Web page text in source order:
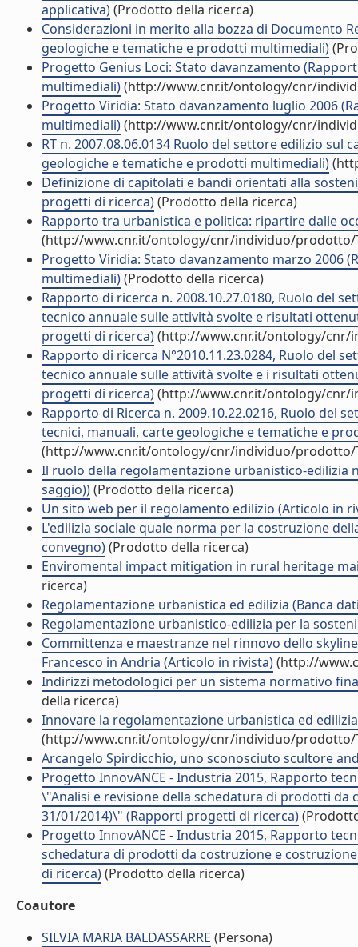
applicativa)(Prodotto della ricerca)
Considerazioni in merito alla bozza di Documento
geologiche e tematiche e prodotti multimediali)
Progetto Genius Loci: Stato davanzamento
multimediali)(http://www.cnr.it/ontology/cnr/
Progetto Viridia: Stato davanzamento luglio 2006
multimediali)(http://www.cnr.it/ontology/cnr/
RT n. 2007.08.06.0134 Ruolo del settore edilizio
geologiche e tematiche e prodotti multimediali)
Definizione di capitolati e bandi orientati alla
progetti di ricerca)(Prodotto della ricerca)
Rapporto tra urbanistica e politica: ripartire dalle
(http://www.cnr.it/ontology/cnr/individuo/prodotto/
Progetto Viridia: Stato davanzamento marzo
multimediali)(Prodotto della ricerca)
Rapporto di ricerca n. 2008.10.27.0180, Ruolo del
tecnico annuale sulle attività svolte e risultati
progetti di ricerca)(http://www.cnr.it/ontology/cnr/
Rapporto di ricerca N°2010.11.23.0284, Ruolo del
tecnico annuale sulle attività svolte e i risultati
progetti di ricerca)(http://www.cnr.it/ontology/cnr/
Rapporto di Ricerca n. 2009.10.22.0216, Ruolo del
tecnici, manuali, carte geologiche e tematiche e
(http://www.cnr.it/ontology/cnr/individuo/prodotto/
Il ruolo della regolamentazione urbanistico-
saggio))(Prodotto della ricerca)
Un sito web per il regolamento edilizio (Articolo in
L'edilizia sociale quale norma per la costruzione
convegno)(Prodotto della ricerca)
Enviromental impact mitigation in rural heritage
ricerca)
Regolamentazione urbanistica ed edilizia (Banca
Regolamentazione urbanistico-edilizia per la
Committenza e maestranze nel rinnovo dello
Francesco in Andria (Articolo in rivista)(http://
Indirizzi metodologici per un sistema normativo
della ricerca)
Innovare la regolamentazione urbanistica ed
(http://www.cnr.it/ontology/cnr/individuo/prodotto/
Arcangelo Spirdicchio, uno sconosciuto scultore
Progetto InnovANCE - Industria 2015, Rapporto
\"Analisi e revisione della schedatura di prodotti da
31/01/2014)\" (Rapporti progetti di ricerca)
Progetto InnovANCE - Industria 2015, Rapporto
schedatura di prodotti da costruzione e
di ricerca)(Prodotto della ricerca)
Coautore
SILVIA MARIA BALDASSARRE (Persona)